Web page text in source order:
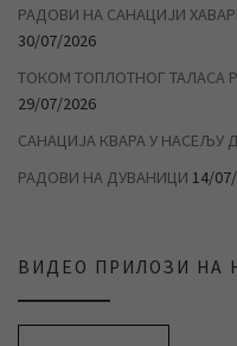
РАДОВИ НА САНАЦИЈИ
30/07/2026
ТОКОМ ТОПЛОТНОГ ТАЛАСА
29/07/2026
САНАЦИЈА КВАРА У НАСЕЉУ
РАДОВИ НА ДУВАНИЦИ 14/
ВИДЕО ПРИЛОЗИ НА